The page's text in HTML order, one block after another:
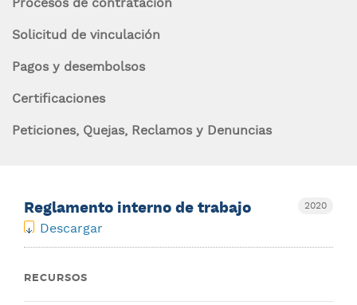
ayuda
a
la
navegación
Navegación
contexto
Procesos de contratación
Solicitud de vinculación
Pagos y desembolsos
Certificaciones
Peticiones, Quejas, Reclamos y Denuncias
2020
Reglamento interno de trabajo
Descargar
RECURSOS